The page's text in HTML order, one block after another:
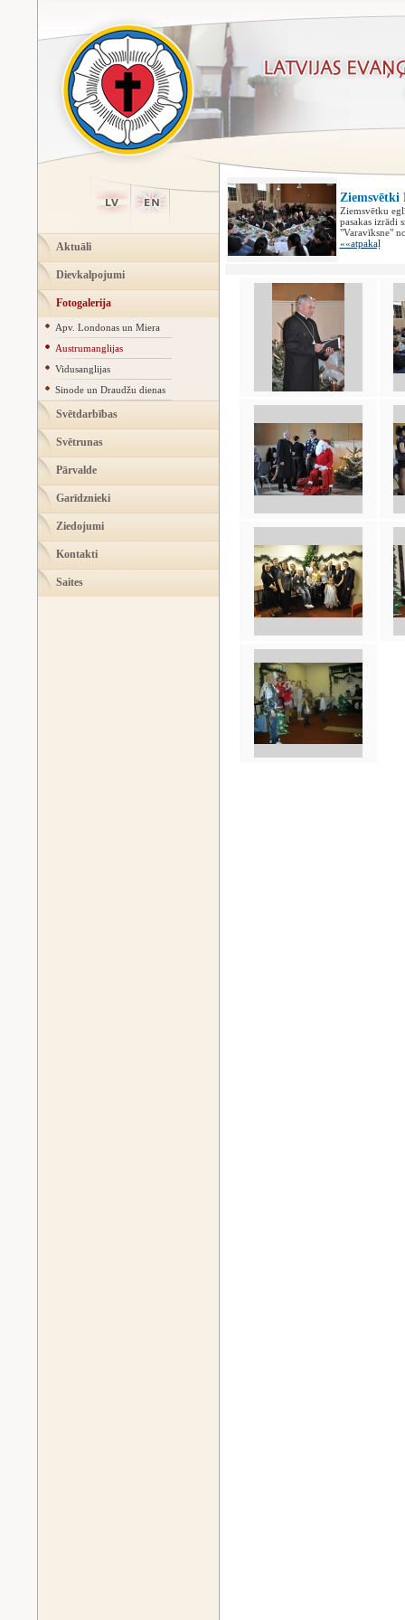
Aktuāli
Dievkalpojumi
Fotogalerija
Apv. Londonas un Miera
Austrumanglijas
Vidusanglijas
Sinode un Draudžu dienas
Svētdarbības
Svētrunas
Pārvalde
Garīdznieki
Ziedojumi
Kontakti
Saites
Ziemsvētki
Ziemsvētku
pasakas izrādi
"Varavīksne"
««atpakaļ